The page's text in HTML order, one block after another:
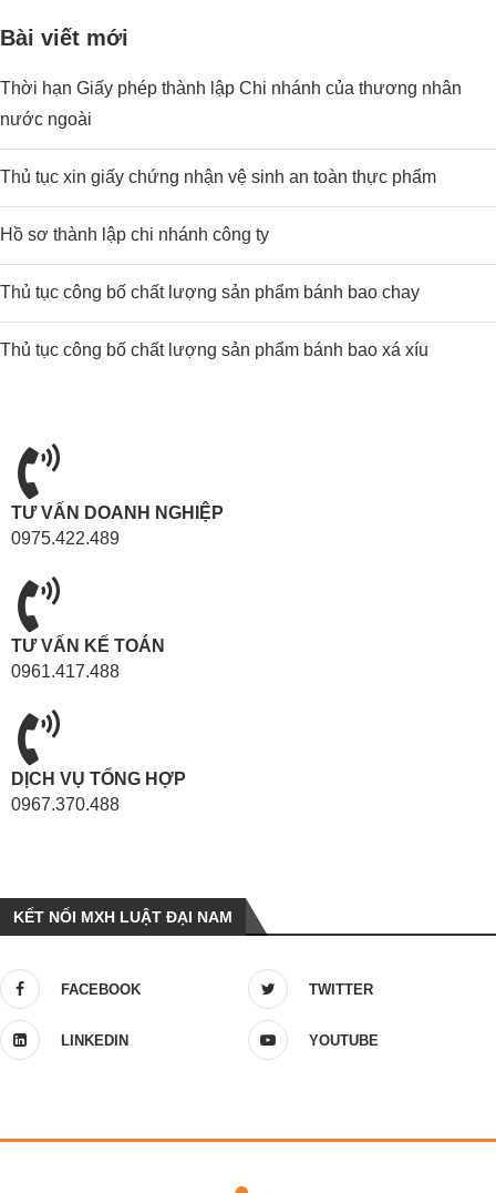
Bài viết mới
Thời hạn Giấy phép thành lập Chi nhánh của thương nhân
nước ngoài
Thủ tục xin giấy chứng nhận vệ sinh an toàn thực phẩm
Hồ sơ thành lập chi nhánh công ty
Thủ tục công bố chất lượng sản phẩm bánh bao chay
Thủ tục công bố chất lượng sản phẩm bánh bao xá xíu
TƯ VẤN DOANH NGHIỆP
0975.422.489
TƯ VẤN KẾ TOÁN
0961.417.488
DỊCH VỤ TỔNG HỢP
0967.370.488
KẾT NỐI MXH LUẬT ĐẠI NAM
FACEBOOK TWITTER
LINKEDIN YOUTUBE